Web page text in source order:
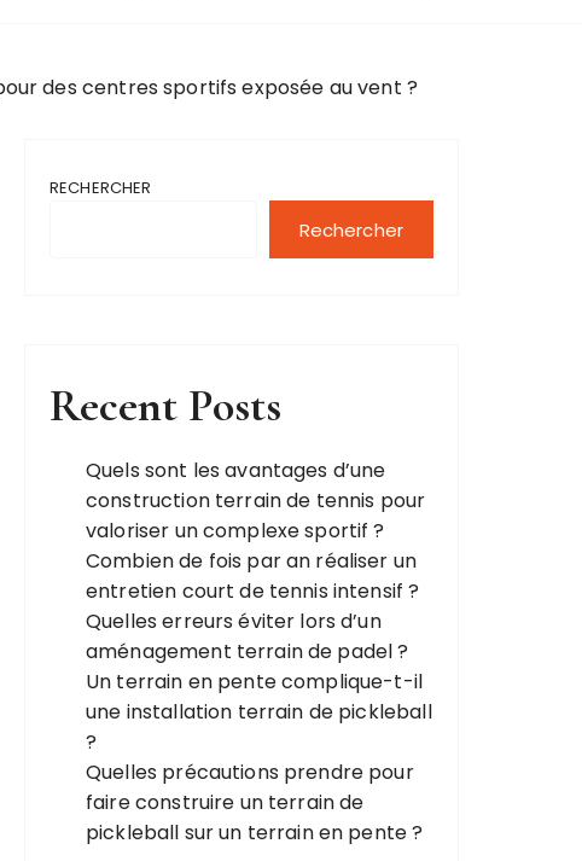
des centres sportifs exposée au vent ?
RECHERCHER
Rechercher
Recent Posts
Quels sont les avantages d’une
construction terrain de tennis pour
valoriser un complexe sportif ?
Combien de fois par an réaliser un
entretien court de tennis intensif ?
Quelles erreurs éviter lors d’un
aménagement terrain de padel ?
Un terrain en pente complique-t-il
une installation terrain de pickleball
?
Quelles précautions prendre pour
faire construire un terrain de
pickleball sur un terrain en pente ?